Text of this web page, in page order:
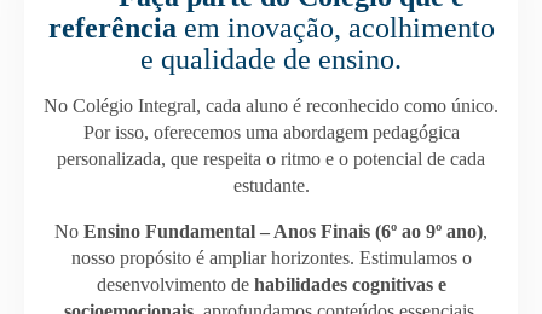
referência em inovação, acolhimento
e qualidade de ensino.
No Colégio Integral, cada aluno é reconhecido como único.
Por isso, oferecemos uma abordagem pedagógica
personalizada, que respeita o ritmo e o potencial de cada
estudante.
No Ensino Fundamental – Anos Finais (6º ao 9º ano),
nosso propósito é ampliar horizontes. Estimulamos o
desenvolvimento de habilidades cognitivas e